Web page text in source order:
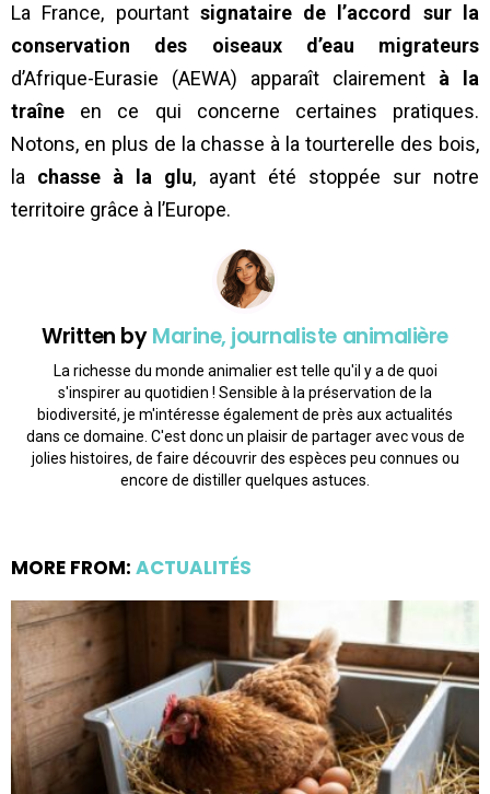
La France, pourtant signataire de l’accord sur la
conservation des oiseaux d’eau migrateurs
d’Afrique-Eurasie (AEWA) apparaît clairement à la
traîne en ce qui concerne certaines pratiques.
Notons, en plus de la chasse à la tourterelle des bois,
la chasse à la glu, ayant été stoppée sur notre
territoire grâce à l’Europe.
Written byMarine, journaliste animalière
La richesse du monde animalier est telle qu'il y a de quoi
s'inspirer au quotidien ! Sensible à la préservation de la
biodiversité, je m'intéresse également de près aux actualités
dans ce domaine. C'est donc un plaisir de partager avec vous de
jolies histoires, de faire découvrir des espèces peu connues ou
encore de distiller quelques astuces.
MORE FROM: ACTUALITÉS